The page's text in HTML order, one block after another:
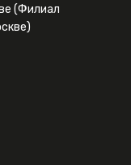
(Филиал